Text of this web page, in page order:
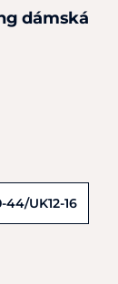
dámská
44/UK12-16